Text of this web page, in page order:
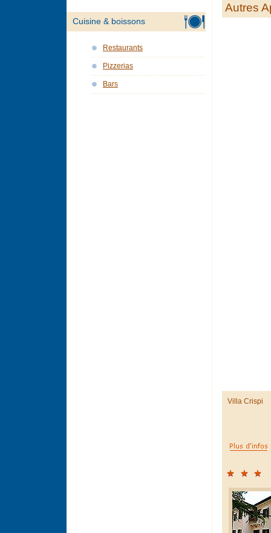
Autres
Villa Crispi
Cuisine & boissons
Restaurants
Pizzerias
Bars